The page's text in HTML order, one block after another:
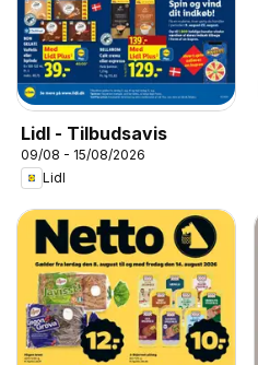
Lidl - Tilbudsavis
09/08 - 15/08/2026
Lidl